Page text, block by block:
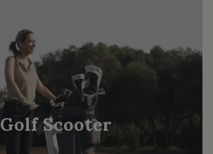
Golf Scooter